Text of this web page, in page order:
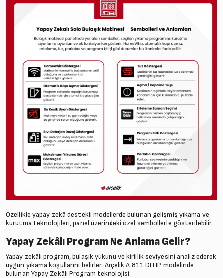
Özellikle yapay zekâ destekli modellerde bulunan gelişmiş yıkama ve
kurutma teknolojileri, panel üzerindeki özel sembollerle gösterilebilir.
Yapay Zekâlı Program Ne Anlama Gelir?
Yapay zekâlı program, bulaşık yükünü ve kirlilik seviyesini analiz ederek
uygun yıkama koşullarını belirler. Arçelik A 811 DI HP modelinde
bulunan Yapay Zekâlı Program teknolojisi: